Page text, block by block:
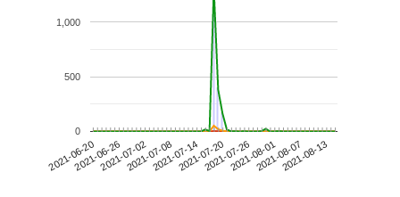
2021-06-202021-06-262021-07-022021-07-082021-07-142021-07-202021-07-262021-08-012021-08-072021-08-13
0
500
1,000